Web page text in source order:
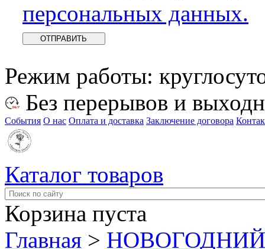
персональных данных.
Режим работы:
Без перерывов и
События О нас Оплата и доставка Заключение договора
Каталог товаров
Корзина пуста
Главная >